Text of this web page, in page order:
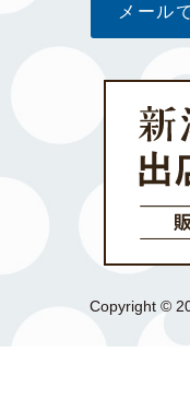
メール
Copyright ©